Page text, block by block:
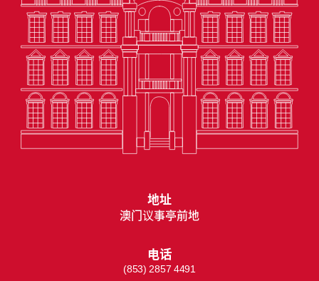
地址
澳门议事亭前地
电话
(853) 2857 4491